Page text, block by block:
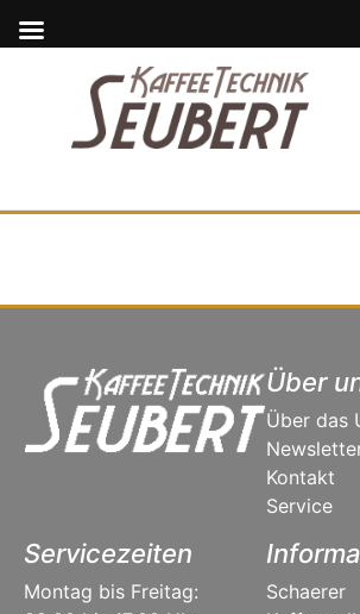
Über
Über das
Kontakt
Service
Servicezeiten
Montag bis Freitag:
Schaerer